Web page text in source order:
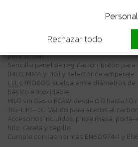
Equipo soldadura multifunción Inverter
Hilo sin Gas ó FCAW (Fluxed Cored Arc
(Electrodo)- TIG-LIFT-DC (Tig por
Cuenta con gran flexibilidad de uso en
para soldar.
Sencillo panel de regulación: botón
(HILO, MMA y TIG) y selector de amperaje.
ELECTRODOS: suelda entre diámetros de
básico e inoxidable.
HILO sin Gas o FCAW: desde 0.8 hasta 1.0
TIG-LIFT-DC: Válido para aceros al
Accesorios Incluidos: pinza masa,
hilo, careta y cepillo
Cumple con las normas EN60974-1 y
Rechazar todo